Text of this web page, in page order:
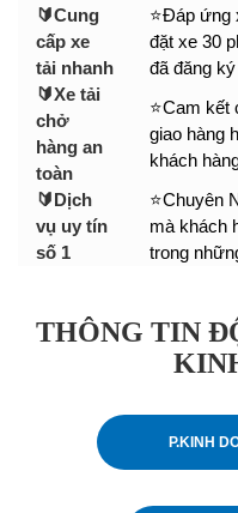
🔰Cung
cấp xe
tải nhanh
⭐Đáp ứng
đặt xe 30
đã đăng ký
🔰Xe tải
chở
hàng an
toàn
⭐Cam kết
giao hàng
khách
🔰Dịch
vụ uy tín
số 1
⭐Chuyên
mà khách
trong
THÔNG TIN
P.KINH